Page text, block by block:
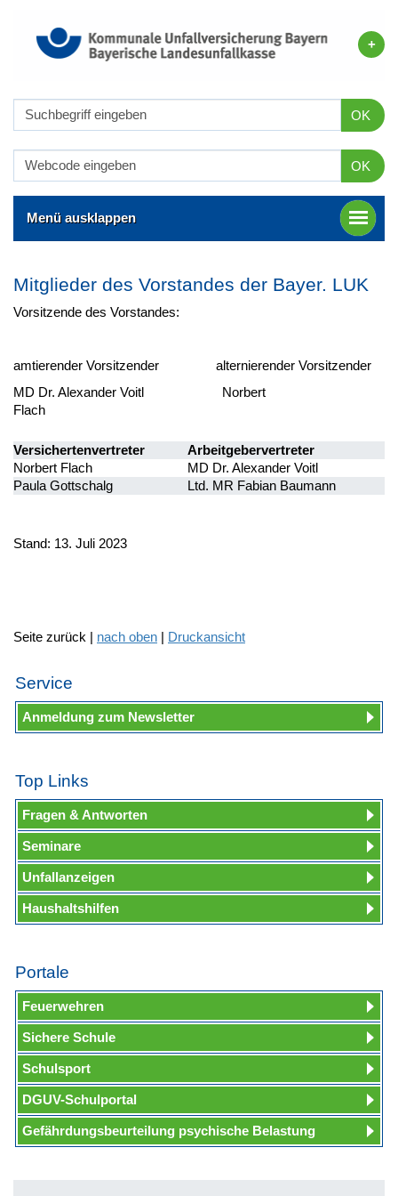
OK
OK
Menü ausklappen
Mitglieder des Vorstandes der Bayer. LUK
Vorsitzende des Vorstandes:
amtierender Vorsitzender alternierender Vorsitzender
MD Dr. Alexander Voitl Norbert
Flach
Versichertenvertreter
Arbeitgebervertreter
Norbert Flach
MD Dr. Alexander Voitl
Paula Gottschalg
Ltd. MR Fabian Baumann
Stand: 13. Juli 2023
Seite zurück | nach oben | Druckansicht
Service
Anmeldung zum Newsletter
Top Links
Fragen & Antworten
Seminare
Unfallanzeigen
Haushaltshilfen
Portale
Feuerwehren
Sichere Schule
Schulsport
DGUV-Schulportal
Gefährdungsbeurteilung psychische Belastung